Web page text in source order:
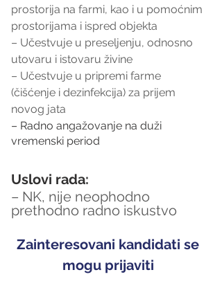
prostorija na farmi, kao i u pomoćnim
prostorijama i ispred objekta
– Učestvuje u preseljenju, odnosno
utovaru i istovaru živine
– Učestvuje u pripremi farme
(čišćenje i dezinfekcija) za prijem
novog jata
– Radno angažovanje na duži
vremenski period
Uslovi rada:
– NK, nije neophodno
prethodno radno iskustvo
Zainteresovani kandidati se
mogu prijaviti